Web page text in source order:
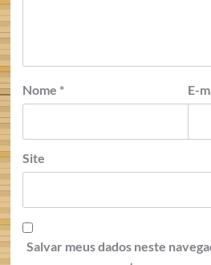
Nome * E-
Site
Salvar meus dados neste